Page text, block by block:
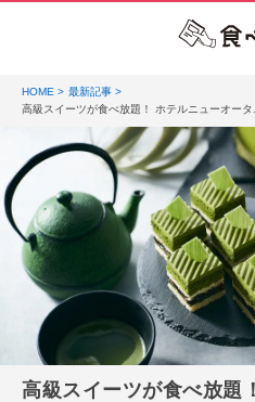
HOME
最新記事
高級スイーツが食べ放題！ ホテルニューオー
高級スイーツが食べ放題